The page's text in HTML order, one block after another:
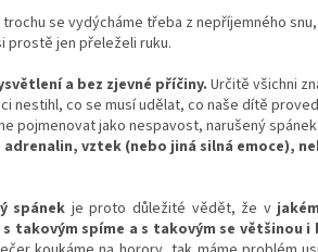
se vydýcháme třeba z nepříjemného
prostě jen přeleželi ruku.
a bez zjevné příčiny. Určitě všichni
nestihl, co se musí udělat, co naše dítě
pojmenovat jako nespavost, narušený
vztek (nebo jiná silná emoce),
spánek je proto důležité vědět, že v
s takovým spíme a s takovým se většinou i